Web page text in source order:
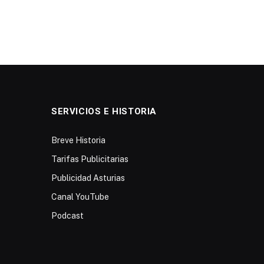
SERVICIOS E HISTORIA
Breve Historia
Tarifas Publicitarias
Publicidad Asturias
Canal YouTube
Podcast